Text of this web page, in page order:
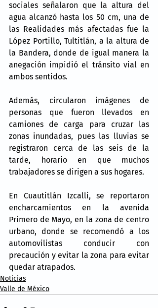
sociales señalaron que la altura del
agua alcanzó hasta los 50 cm, una de
las Realidades más afectadas fue la
López Portillo, Tultitlán, a la altura de
la Bandera, donde de igual manera la
anegación impidió el tránsito vial en
ambos sentidos.
Además, circularon imágenes de
personas que fueron llevados en
camiones de carga para cruzar las
zonas inundadas, pues las lluvias se
registraron cerca de las seis de la
tarde, horario en que muchos
trabajadores se dirigen a sus hogares.
En Cuautitlán Izcalli, se reportaron
encharcamientos en la avenida
Primero de Mayo, en la zona de centro
urbano, donde se recomendó a los
automovilistas conducir con
precaución y evitar la zona para evitar
quedar atrapados.
Noticias
Valle de México